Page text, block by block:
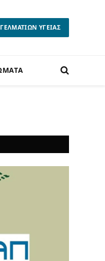
ΥΓΕΙΑΣ